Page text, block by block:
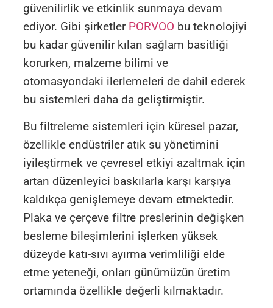
güvenilirlik ve etkinlik sunmaya devam
ediyor. Gibi şirketler PORVOO bu teknolojiyi
bu kadar güvenilir kılan sağlam basitliği
korurken, malzeme bilimi ve
otomasyondaki ilerlemeleri de dahil ederek
bu sistemleri daha da geliştirmiştir.
Bu filtreleme sistemleri için küresel pazar,
özellikle endüstriler atık su yönetimini
iyileştirmek ve çevresel etkiyi azaltmak için
artan düzenleyici baskılarla karşı karşıya
kaldıkça genişlemeye devam etmektedir.
Plaka ve çerçeve filtre preslerinin değişken
besleme bileşimlerini işlerken yüksek
düzeyde katı-sıvı ayırma verimliliği elde
etme yeteneği, onları günümüzün üretim
ortamında özellikle değerli kılmaktadır.